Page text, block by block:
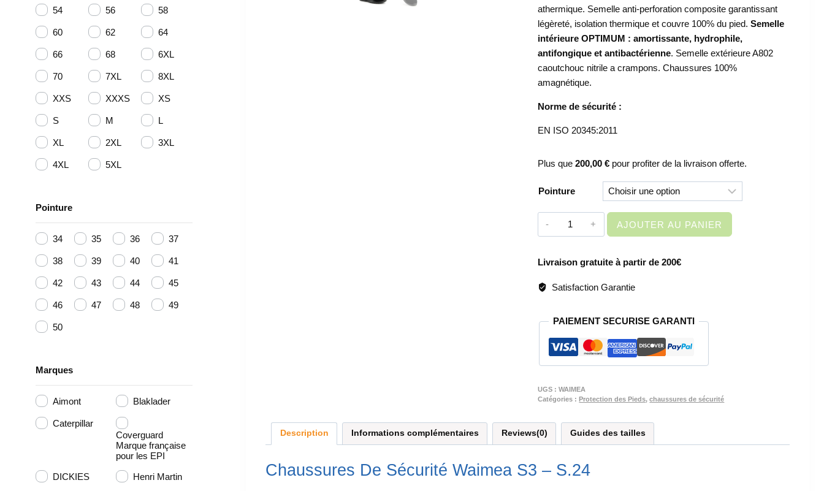
athermique. Semelle anti-perforation composite garantissant
légèreté, isolation thermique et couvre 100% du pied.Semelle
intérieure OPTIMUM : amortissante, hydrophile,
antifongique et antibactérienne. Semelle extérieure A802
caoutchouc nitrile a crampons. Chaussures 100%
amagnétique.
Norme de sécurité :
EN ISO 20345:2011
Plus que200,00€ pour profiter de la livraison offerte.
Pointure
quantité
de
DE
HAUTES
-
WAIMEA
S3
AJOUTER AU PANIER
Livraison gratuite à partir de 200€
Satisfaction Garantie
PAIEMENT SECURISE GARANTI
UGS :WAIMEA
Catégories :Protection des Pieds,chaussures de sécurité
Description Informations complémentaires Reviews(0) Guides des tailles
Chaussures De Sécurité Waimea S3 – S.24
54 56 58
60 62 64
66 68 6XL
70 7XL 8XL
XXS XXXS XS
S M L
XL 2XL 3XL
4XL 5XL
Pointure
34 35 36 37
38 39 40 41
42 43 44 45
46 47 48 49
50
Marques
Aimont Blaklader
Caterpillar
Coverguard
Marque française
pour les EPI
DICKIES
Henri Martin